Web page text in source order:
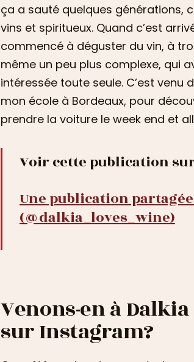
ça a sauté quelques générations,
vins et spiritueux. Quand c’est
commencé à déguster du vin, à
même un peu plus complexe, qui
intéressée toute seule. C’est venu
mon école à Bordeaux, pour
prendre la voiture le week end et
Voir cette publication
Une publication
(@dalkia_loves_wine)
Venons-en à
sur Instagram?